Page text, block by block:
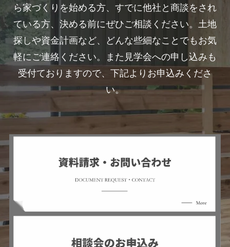
ら家づくりを始める方、すでに他社と商談をされ
ている方、決める前にぜひご相談ください。土地
探しや資金計画など、どんな些細なことでもお気
軽にご連絡ください。また見学会への申し込みも
受付ておりますので、下記よりお申込みくださ
い。